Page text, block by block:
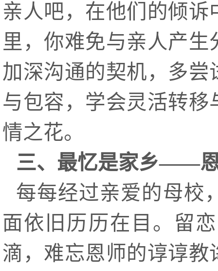
亲人吧，在他们的倾
里，你难免与亲人产
加深沟通的契机，多
与包容，学会灵活转
情之花。
三、最忆是家乡——
每每经过亲爱的母校
面依旧历历在目。留
滴，难忘恩师的谆谆